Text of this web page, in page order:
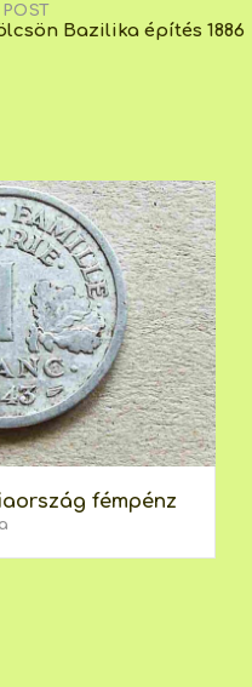
Bazilika építés 1886
fémpénz